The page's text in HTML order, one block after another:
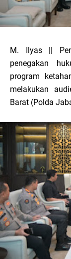
M. Ilyas ||
penegakan
program
melakukan
Barat (Polda